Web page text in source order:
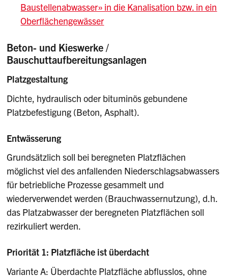
Baustellenabwasser» in die Kanalisation bzw. in ein
Oberflächengewässer
Beton- und Kieswerke /
Bauschuttaufbereitungsanlagen
Platzgestaltung
Dichte, hydraulisch oder bituminös gebundene
Platzbefestigung (Beton, Asphalt).
Entwässerung
Grundsätzlich soll bei beregneten Platzflächen
möglichst viel des anfallenden Niederschlagsabwassers
für betriebliche Prozesse gesammelt und
wiederverwendet werden (Brauchwassernutzung), d.h.
das Platzabwasser der beregneten Platzflächen soll
rezirkuliert werden.
Priorität 1: Platzfläche ist überdacht
Variante A: Überdachte Platzfläche abflusslos, ohne